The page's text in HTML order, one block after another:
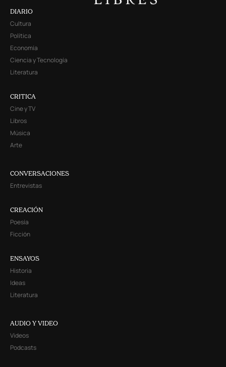
DIARIO
Cultura
Política
Economía
Ciencia y Tecnología
Literatura
CRITICA
Cine y TV
Libros
Música
Arte
CONVERSACIONES
Entrevistas
CREACIÓN
Poesía
Ficción
ENSAYOS
Historia
Ideas
Literatura
AUDIO Y VIDEO
Videos
Podcasts